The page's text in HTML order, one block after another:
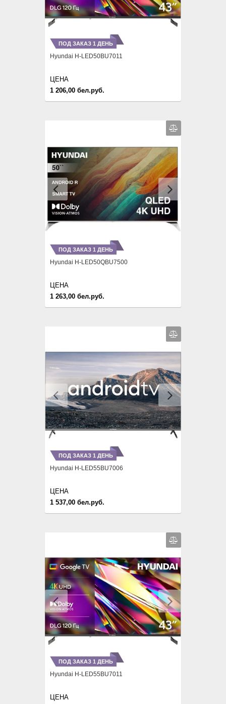
ПОД ЗАКАЗ 1 ДЕНЬ
Hyundai H-LED50BU7011
1 206,00 бел.руб.
ЦЕНА
Previous Next
ПОД ЗАКАЗ 1 ДЕНЬ
Hyundai H-LED50QBU7500
1 263,00 бел.руб.
ЦЕНА
Previous Next
ПОД ЗАКАЗ 1 ДЕНЬ
Hyundai H-LED55BU7006
1 537,00 бел.руб.
ЦЕНА
Previous Next
ПОД ЗАКАЗ 1 ДЕНЬ
Hyundai H-LED55BU7011
ЦЕНА